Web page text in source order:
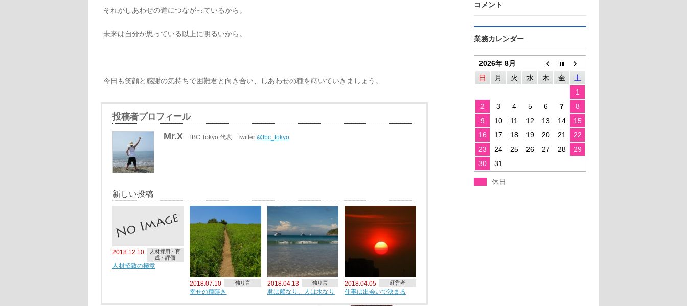
それがしあわせの道につながっているから。
未来は自分が思っている以上に明るいから。
今日も笑顔と感謝の気持ちで困難君と向き合い、しあわせの種を蒔いていきましょう。
投稿者プロフィール
Mr.X TBC Tokyo 代表 Twitter:@tbc_tokyo
新しい投稿
2018.12.10
人材採用・育
成・評価
人材招致の極意
2018.07.10 独り言
幸せの種蒔き
2018.04.13 独り言
君は船なり、人は水なり
2018.04.05 経営者
仕事は出会いで決まる
コメント
業務カレンダー
2026年 8月
日
月 火 水 木 金
土
1
2
3 4 5 6 7
8
9
10 11 12 13 14
15
16
17 18 19 20 21
22
23
24 25 26 27 28
29
30
31
休日